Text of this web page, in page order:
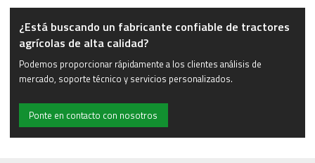
¿Está buscando un fabricante confiable de tractores
agrícolas de alta calidad?
Podemos proporcionar rápidamente a los clientes análisis de
mercado, soporte técnico y servicios personalizados.
Ponte en contacto con nosotros